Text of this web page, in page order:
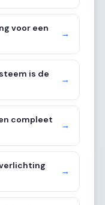
voor een
→
is de
→
compleet
→
→